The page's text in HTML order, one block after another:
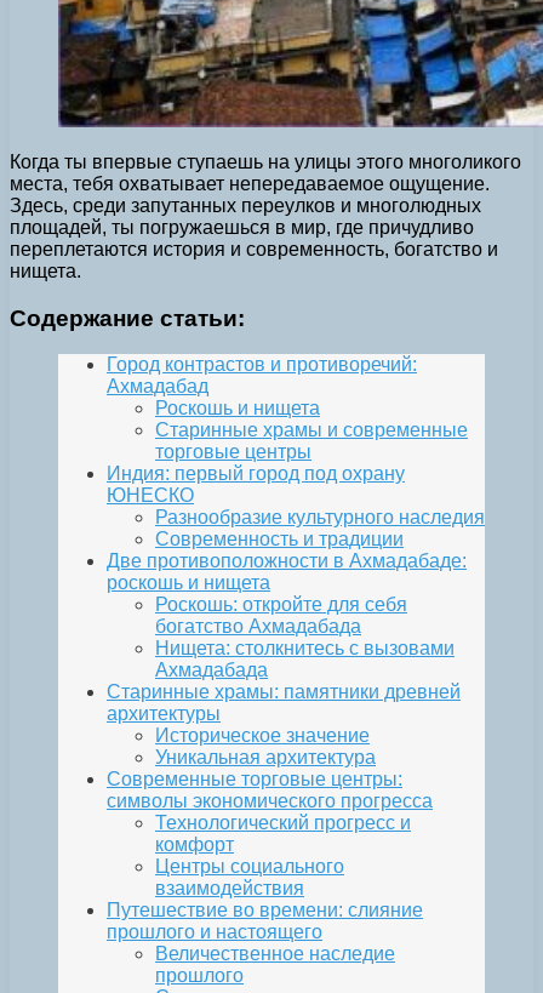
Когда ты впервые ступаешь на улицы этого многоликого
места, тебя охватывает непередаваемое ощущение.
Здесь, среди запутанных переулков и многолюдных
площадей, ты погружаешься в мир, где причудливо
переплетаются история и современность, богатство и
нищета.
Содержание статьи:
Город контрастов и противоречий:
Ахмадабад
Роскошь и нищета
Старинные храмы и современные
торговые центры
Индия: первый город под охрану
ЮНЕСКО
Разнообразие культурного наследия
Современность и традиции
Две противоположности в Ахмадабаде:
роскошь и нищета
Роскошь: откройте для себя
богатство Ахмадабада
Нищета: столкнитесь с вызовами
Ахмадабада
Старинные храмы: памятники древней
архитектуры
Историческое значение
Уникальная архитектура
Современные торговые центры:
символы экономического прогресса
Технологический прогресс и
комфорт
Центры социального
взаимодействия
Путешествие во времени: слияние
прошлого и настоящего
Величественное наследие
прошлого